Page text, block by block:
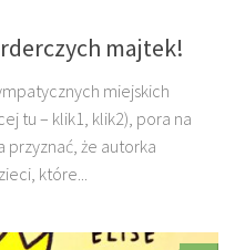
majtek!
miejskich
tu – klik1, klik2), pora na
przyznać, że autorka
które...